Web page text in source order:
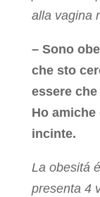
alla vagina
– Sono
che sto
essere
Ho
incinte.
La obesitá
presenta 4